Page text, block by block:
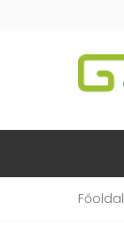
Főoldal